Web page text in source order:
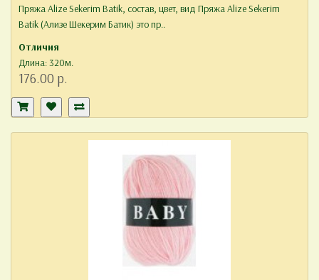
Пряжа Alize Sekerim Batik, состав, цвет, вид Пряжа Alize Sekerim
Batik (Ализе Шекерим Батик) это пр..
Отличия
Длина: 320м.
176.00 р.